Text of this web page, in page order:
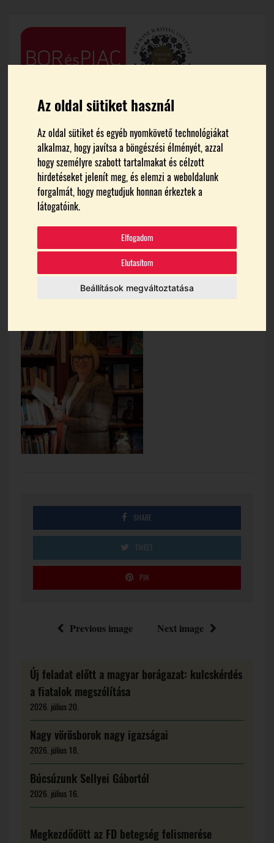
Az oldal sütiket használ
Az oldal sütiket és egyéb nyomkövető technológiákat
alkalmaz, hogy javítsa a böngészési élményét, azzal
hogy személyre szabott tartalmakat és célzott
hirdetéseket jelenít meg, és elemzi a weboldalunk
forgalmát, hogy megtudjuk honnan érkeztek a
látogatóink.
Elfogadom
Elutasítom
Beállítások megváltoztatása
FŐOLDAL MEDIA
!_ATI4290-k
SHARE
TWEET
PIN
Previous image Next image
Új feladat előtt a magyar borágazat: kulcskérdés
a fiatalok megszólítása
2026. július 20.
Nagy vörösborok nagy igazságai
2026. július 18.
Búcsúzunk Sellyei Gábortól
2026. július 16.
Megkezdődött az FD betegség felismerése